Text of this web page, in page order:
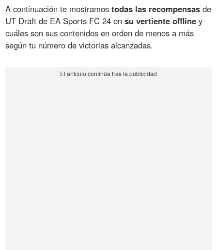
A continuación te mostramostodas las recompensas de
UT Draft de EA Sports FC 24 ensu vertiente offline y
cuáles son sus contenidos en orden de menos a más
según tu número de victorias alcanzadas.